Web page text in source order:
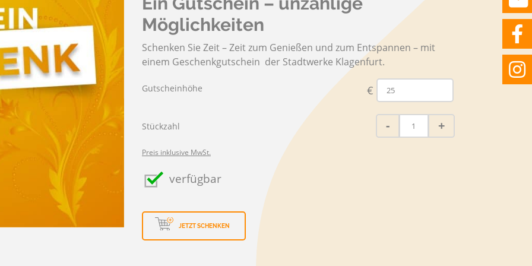
Möglichkeiten
Schenken Sie Zeit – Zeit zum Genießen und zum Entspannen – mit
einem Geschenkgutschein der Stadtwerke Klagenfurt.
Gutscheinhöhe €
Stückzahl
Ein
Gutschein
- +
Preis inklusive MwSt.
verfügbar
JETZT SCHENKEN